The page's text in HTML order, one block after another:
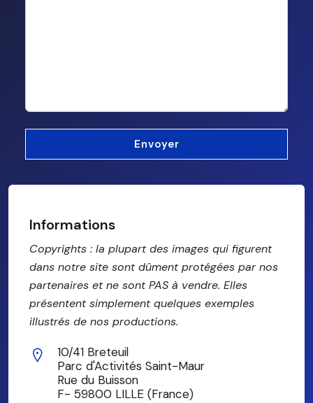
Informations
Copyrights : la plupart des images qui figurent
dans notre site sont dûment protégées par nos
partenaires et ne sont PAS à vendre. Elles
présentent simplement quelques exemples
illustrés de nos productions.
10/41 Breteuil
Parc d'Activités Saint-Maur
Rue du Buisson
F- 59800 LILLE (France)